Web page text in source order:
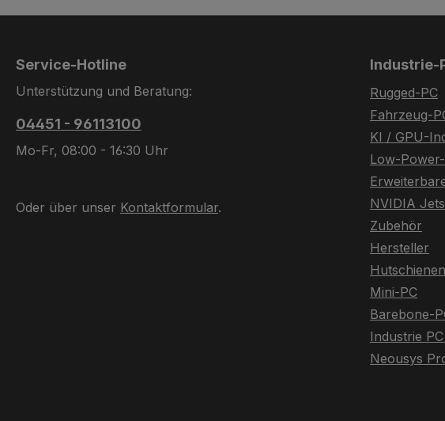
Service-Hotline
Unterstützung und Beratung:
04451 - 96113100
Mo-Fr, 08:00 - 16:30 Uhr
Oder über unser Kontaktformular.
Industrie-
Rugged-PC
Fahrzeug-
KI / GPU-
Low-
NVIDIA
Zubehör
Hersteller
Mini-PC
Barebone-
Industrie
Neousys